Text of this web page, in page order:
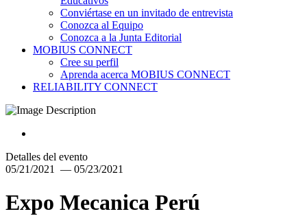
Conviértase en un invitado de entrevista
Conozca al Equipo
Conozca a la Junta Editorial
MOBIUS CONNECT
Cree su perfil
Aprenda acerca MOBIUS CONNECT
RELIABILITY CONNECT
Detalles del evento
05/21/2021 — 05/23/2021
Expo Mecanica Perú